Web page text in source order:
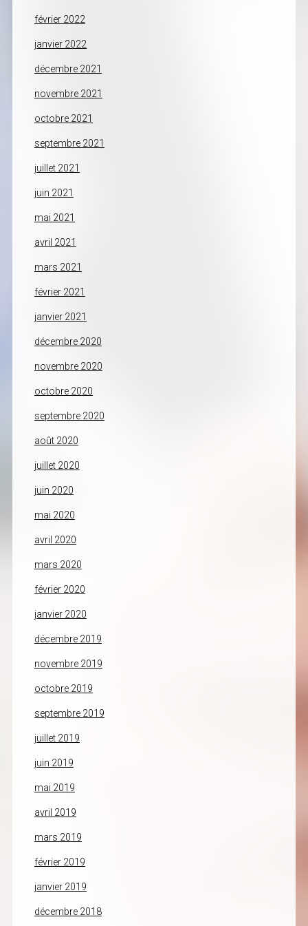
février 2022
janvier 2022
décembre 2021
novembre 2021
octobre 2021
septembre 2021
juillet 2021
juin 2021
mai 2021
avril 2021
mars 2021
février 2021
janvier 2021
décembre 2020
novembre 2020
octobre 2020
septembre 2020
août 2020
juillet 2020
juin 2020
mai 2020
avril 2020
mars 2020
février 2020
janvier 2020
décembre 2019
novembre 2019
octobre 2019
septembre 2019
juillet 2019
juin 2019
mai 2019
avril 2019
mars 2019
février 2019
janvier 2019
décembre 2018